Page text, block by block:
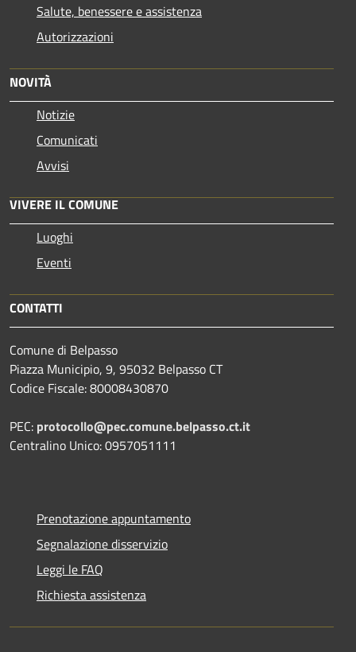
Salute, benessere e assistenza
Autorizzazioni
NOVITÀ
Notizie
Comunicati
Avvisi
VIVERE IL COMUNE
Luoghi
Eventi
CONTATTI
Comune di Belpasso
Piazza Municipio, 9, 95032 Belpasso CT
Codice Fiscale: 80008430870
PEC: protocollo@pec.comune.belpasso.ct.it
Centralino Unico: 0957051111
Prenotazione appuntamento
Segnalazione disservizio
Leggi le FAQ
Richiesta assistenza